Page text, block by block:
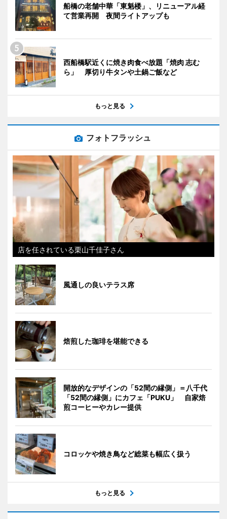
船橋の老舗中華「東魁楼」、リニューアル経
て営業再開 夜間ライトアップも
西船橋駅近くに焼き肉食べ放題「焼肉 志む
ら」 厚切り牛タンや土鍋ご飯など
もっと見る
フォトフラッシュ
店を任されている栗山千佳子さん
風通しの良いテラス席
焙煎した珈琲を堪能できる
開放的なデザインの「52間の縁側」＝八千代
「52間の縁側」にカフェ「PUKU」 自家焙
煎コーヒーやカレー提供
コロッケや焼き鳥など総菜も幅広く扱う
もっと見る